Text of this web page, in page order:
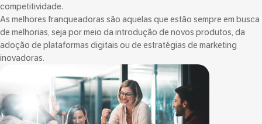
competitividade.
As melhores franqueadoras são aquelas que estão sempre em busca
de melhorias, seja por meio da introdução de novos produtos, da
adoção de plataformas digitais ou de estratégias de marketing
inovadoras.